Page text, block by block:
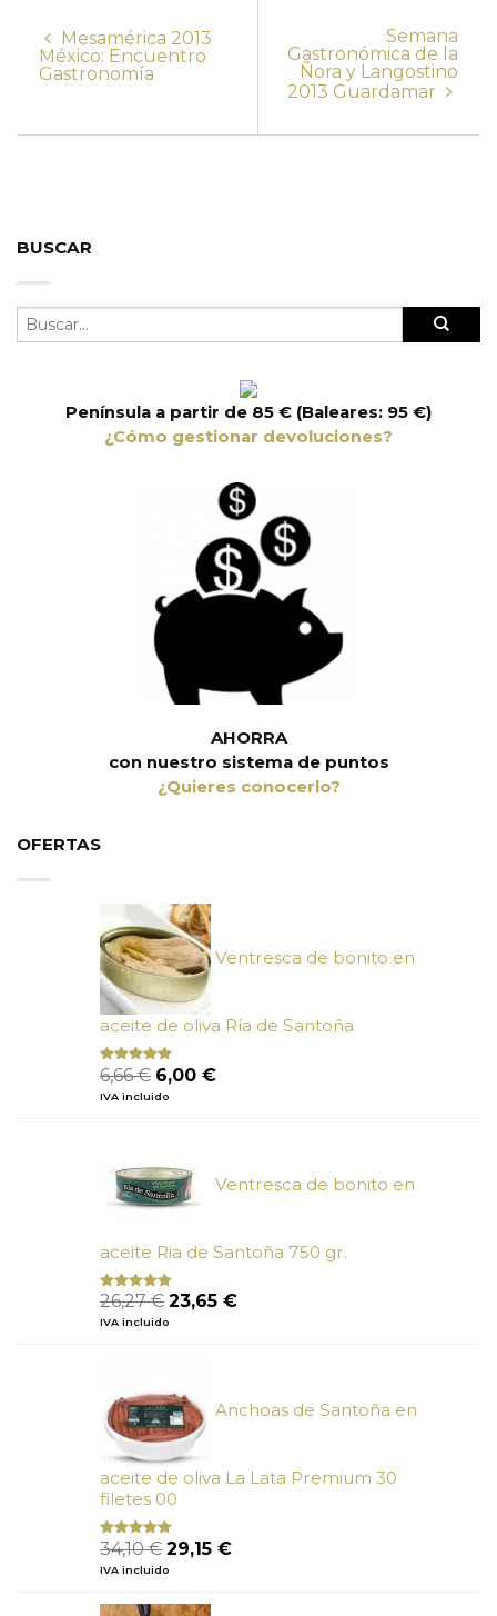
Mesamérica 2013
México: Encuentro
Gastronomía
Semana
Gastronómica de la
Ñora y Langostino
2013 Guardamar
BUSCAR
Península a partir de 85 € (Baleares: 95 €)
¿Cómo gestionar devoluciones?
AHORRA
con nuestro sistema de puntos
¿Quieres conocerlo?
OFERTAS
Ventresca de bonito en
aceite de oliva Ría de Santoña
Valorado
con
de 5
6,66€ El
precio
6,00 €El
IVA incluido
Ventresca de bonito en
aceite Ria de Santoña 750 gr.
Valorado
con
5
26,27€ El
precio
23,65 €El
IVA incluido
Anchoas de Santoña en
aceite de oliva La Lata Premium 30
filetes 00
Valorado
con
de 5
34,10€ El
precio
era:
29,15 €El
IVA incluido